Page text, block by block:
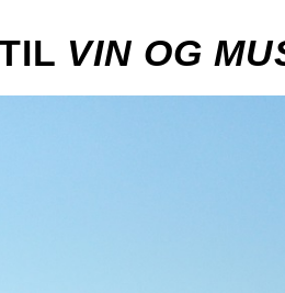
VIN OG